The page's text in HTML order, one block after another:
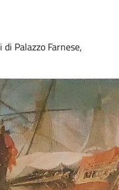
Palazzo Farnese,